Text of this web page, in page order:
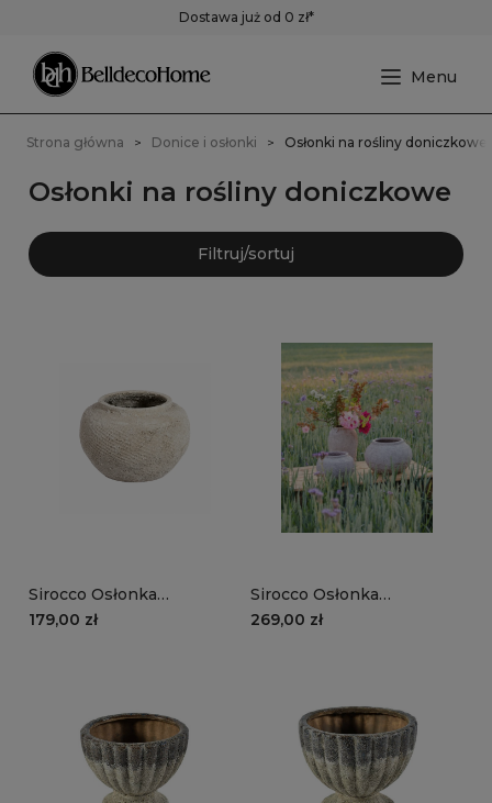
Dostawa już od 0 zł*
Strona główna Donice i osłonki Osłonki na rośliny doniczkowe
Osłonki na rośliny doniczkowe
Filtruj/sortuj
Sirocco Osłonka
cementowa pękata B
179,00 zł
Sirocco Osłonka
cementowa pękata A
269,00 zł